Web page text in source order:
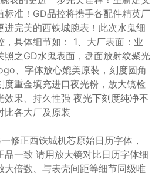
标准！GD品控将携手各配件精英厂
进完美的西铁城腕表！此次水鬼细
，具体细节如： 1、大厂表面：业
照之GD水鬼表面，盘面放射纹聚光
、字体放心媲美原装，刻度圆角
度重金填充进口夜光粉，放大镜检
效果、持久性强️ 夜光下刻度纯净不
比各大厂及原装
修正西铁城机芯原始日历字体，
品一致️ 请用放大镜对比日历字体细
大倍数、与表壳间距等细节同级唯